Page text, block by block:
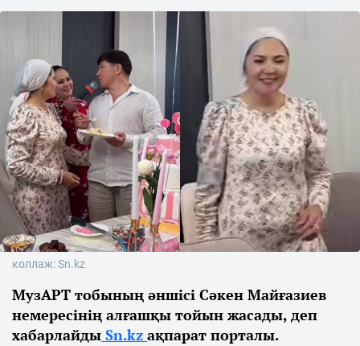
коллаж: Sn.kz
МузАРТ тобының әншісі Сәкен Майғазиев
немересінің алғашқы тойын жасады, деп
хабарлайды Sn.kz ақпарат порталы.